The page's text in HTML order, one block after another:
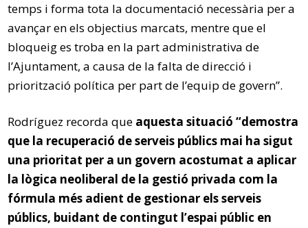
temps i forma tota la documentació necessària per a
avançar en els objectius marcats, mentre que el
bloqueig es troba en la part administrativa de
l’Ajuntament, a causa de la falta de direcció i
priorització política per part de l’equip de govern”.
Rodríguez recorda que aquesta situació “demostra
que la recuperació de serveis públics mai ha sigut
una prioritat per a un govern acostumat a aplicar
la lògica neoliberal de la gestió privada com la
fórmula més adient de gestionar els serveis
públics, buidant de contingut l’espai públic en